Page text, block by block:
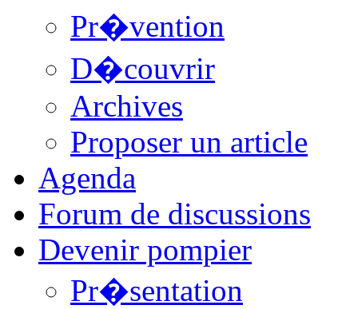
Pr�vention
D�couvrir
Archives
Proposer un article
Agenda
Forum de discussions
Devenir pompier
Pr�sentation